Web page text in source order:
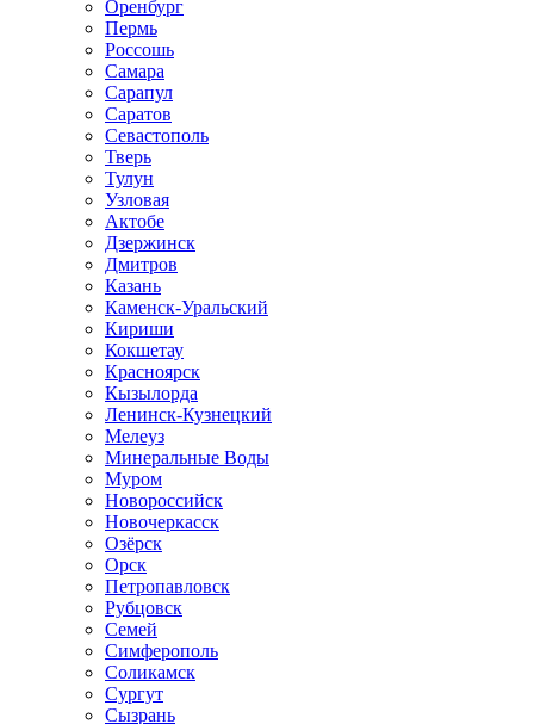
Оренбург
Пермь
Россошь
Самара
Сарапул
Саратов
Севастополь
Тверь
Тулун
Узловая
Актобе
Дзержинск
Дмитров
Казань
Каменск-Уральский
Кириши
Кокшетау
Красноярск
Кызылорда
Ленинск-Кузнецкий
Мелеуз
Минеральные Воды
Муром
Новороссийск
Новочеркасск
Озёрск
Орск
Петропавловск
Рубцовск
Семей
Симферополь
Соликамск
Сургут
Сызрань